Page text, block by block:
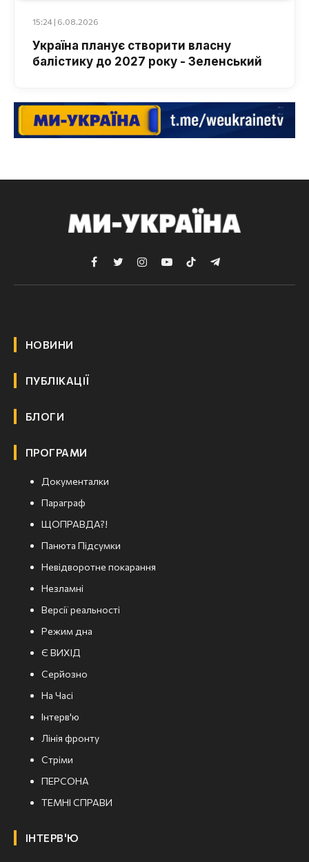
15:24 | 6.08.2026
Україна планує створити власну
балістику до 2027 року - Зеленський
FacebookTwitterInstagramYouTubeTikTokTelegram
НОВИНИ
ПУБЛІКАЦІЇ
БЛОГИ
ПРОГРАМИ
Документалки
Параграф
ЩОПРАВДА?!
Панюта Підсумки
Невідворотне покарання
Незламні
Версії реальності
Режим дна
Є ВИХІД
Серйозно
На Часі
Інтерв'ю
Лінія фронту
Стріми
ПЕРСОНА
ТЕМНІ СПРАВИ
ІНТЕРВ'Ю